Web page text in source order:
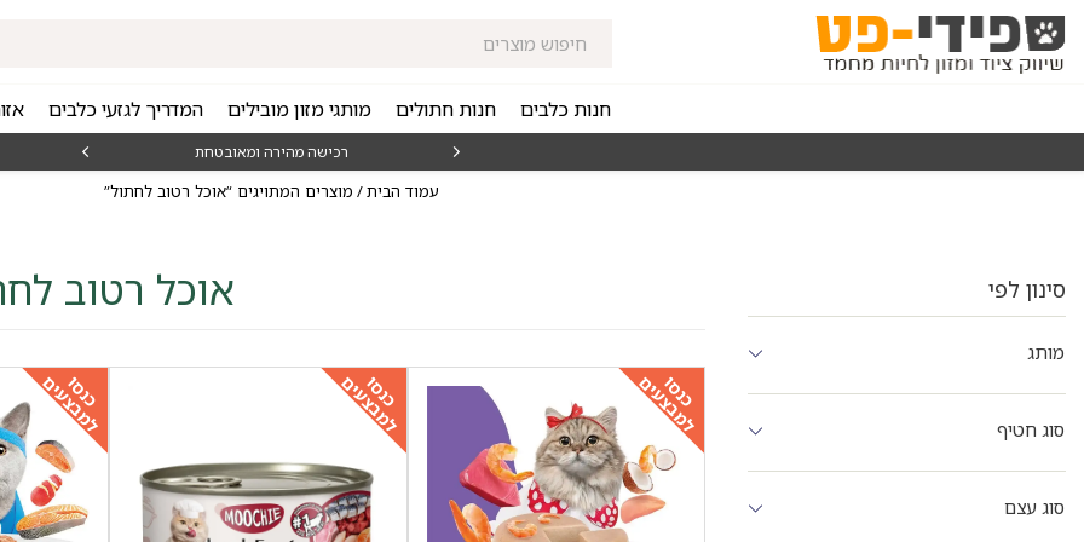
חנות כלבים חנות חתולים מותגי מזון מובילים המדריך לגזעי כלבים
רכישה מהירה ומאובטחת
עמוד הבית/ מוצרים המתויגים “אוכל רטוב לחתול”
סינון לפי
מותג
סוג חטיף
סוג עצם
אוכל רטוב
כנסו
למבצעים כנסו
למבצעים כנסו
למבצעים